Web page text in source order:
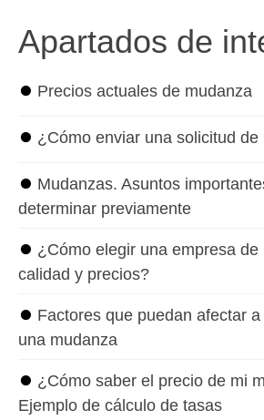
Apartados de
⏺ Precios actuales de mudanza
⏺ ¿Cómo enviar una solicitud de
⏺ Mudanzas. Asuntos
determinar previamente
⏺ ¿Cómo elegir una empresa de
calidad y precios?
⏺ Factores que puedan afectar
una mudanza
⏺ ¿Cómo saber el precio de mi
Ejemplo de cálculo de tasas